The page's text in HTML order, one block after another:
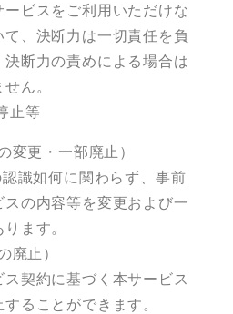
ビスをご利用いただけな
て、決断力は一切責任を負
断力の責めによる場合は
ん。
止等
変更・一部廃止）
識如何に関わらず、事前
の内容等を変更および一
ます。
廃止）
契約に基づく本サービス
ることができます。